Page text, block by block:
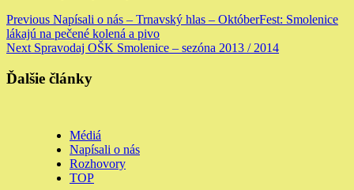
Continue
Reading
Previous Napísali o nás – Trnavský hlas – OktóberFest: Smolenice
lákajú na pečené kolená a pivo
Next Spravodaj OŠK Smolenice – sezóna 2013 / 2014
Ďalšie články
Médiá
Napísali o nás
Rozhovory
TOP